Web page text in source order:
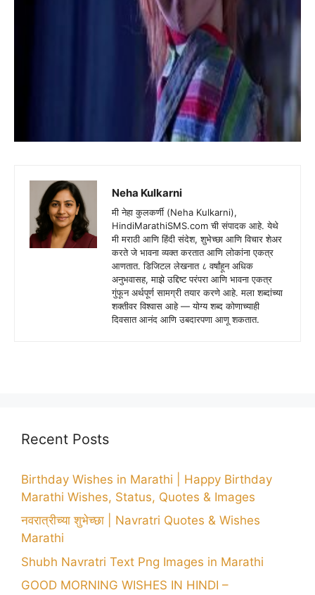
Neha Kulkarni
मी नेहा कुलकर्णी (Neha Kulkarni),
HindiMarathiSMS.com ची संपादक आहे. येथे
मी मराठी आणि हिंदी संदेश, शुभेच्छा आणि विचार शेअर
करते जे भावना व्यक्त करतात आणि लोकांना एकत्र
आणतात. डिजिटल लेखनात ८ वर्षांहून अधिक
अनुभवासह, माझे उद्दिष्ट परंपरा आणि भावना एकत्र
गुंफून अर्थपूर्ण सामग्री तयार करणे आहे. मला शब्दांच्या
शक्तीवर विश्वास आहे — योग्य शब्द कोणाच्याही
दिवसात आनंद आणि उबदारपणा आणू शकतात.
Recent Posts
Birthday Wishes in Marathi | Happy Birthday
Marathi Wishes, Status, Quotes & Images
नवरात्रीच्या शुभेच्छा | Navratri Quotes & Wishes
Marathi
Shubh Navratri Text Png Images in Marathi
GOOD MORNING WISHES IN HINDI –